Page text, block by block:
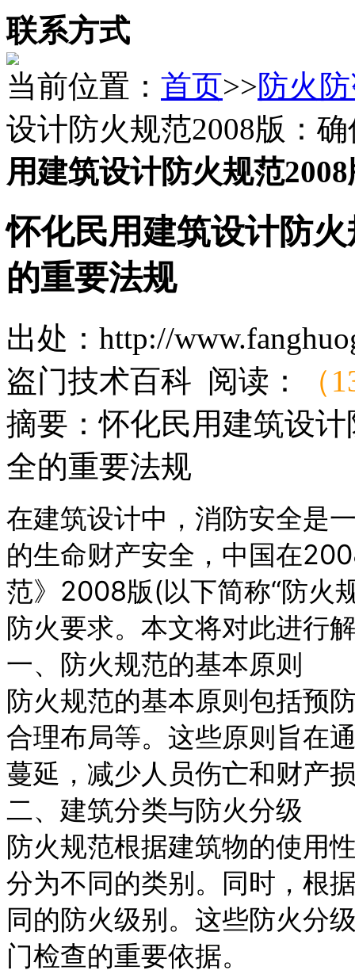
联系方式
当前位置： 首页>>防火
设计防火规范2008版：
用建筑设计防火规范
怀化民用建筑设计防
的重要法规
出处：http://
盗门技术百科 阅读：
（
摘要：怀化民用建筑设
全的重要法规
在建筑设计中，消防安全是
的生命财产安全，中国在
范》2008版(以下简称“防火
防火要求。本文将对此进行
一、防火规范的基本原则
防火规范的基本原则包括预
合理布局等。这些原则旨在
蔓延，减少人员伤亡和财产
二、建筑分类与防火分级
防火规范根据建筑物的使用
分为不同的类别。同时，根
同的防火级别。这些防火分
门检查的重要依据。